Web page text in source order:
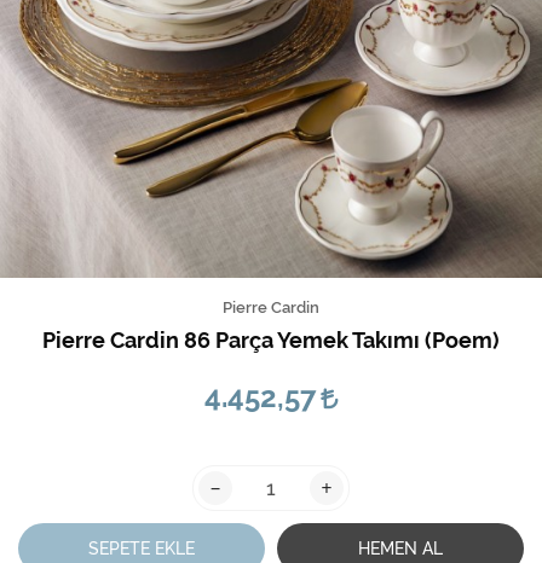
Pierre Cardin
Pierre Cardin 86 Parça Yemek Takımı (Poem)
4.452,57
- +
SEPETE EKLE HEMEN AL